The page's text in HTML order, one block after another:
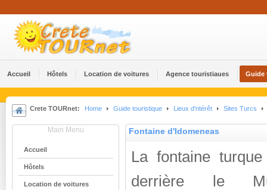
Accueil Hôtels Location de voitures Agence touristiaues Guide
Crete TOURnet: Home Guide touristique Lieux d'ntérêt Sites Turcs
Main Menu
Accueil
Hôtels
Location de voitures
Fontaine d'Idomeneas
La fontaine
derrière le